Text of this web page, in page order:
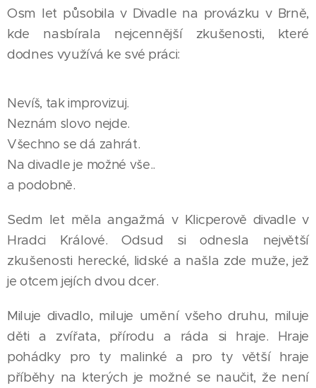
Osm let působila v Divadle na provázku v Brně,
kde nasbírala nejcennější zkušenosti, které
dodnes využívá ke své práci:
Nevíš, tak improvizuj.
Neznám slovo nejde.
Všechno se dá zahrát.
Na divadle je možné vše..
a podobně.
Sedm let měla angažmá v Klicperově divadle v
Hradci Králové. Odsud si odnesla největší
zkušenosti herecké, lidské a našla zde muže, jež
je otcem jejích dvou dcer.
Miluje divadlo, miluje umění všeho druhu, miluje
děti a zvířata, přírodu a ráda si hraje. Hraje
pohádky pro ty malinké a pro ty větší hraje
příběhy na kterých je možné se naučit, že není